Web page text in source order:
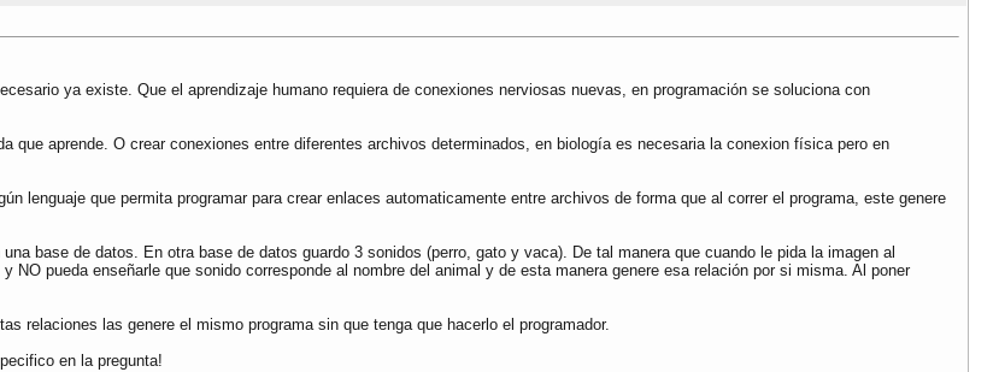
ya existe. Que el aprendizaje humano requiera de conexiones nerviosas nuevas, en programación se soluciona con
que aprende. O crear conexiones entre diferentes archivos determinados, en biología es necesaria la conexion física pero en
lenguaje que permita programar para crear enlaces automaticamente entre archivos de forma que al correr el programa, este genere
base de datos. En otra base de datos guardo 3 sonidos (perro, gato y vaca). De tal manera que cuando le pida la imagen al
pueda enseñarle que sonido corresponde al nombre del animal y de esta manera genere esa relación por si misma. Al poner
relaciones las genere el mismo programa sin que tenga que hacerlo el programador.
en la pregunta!